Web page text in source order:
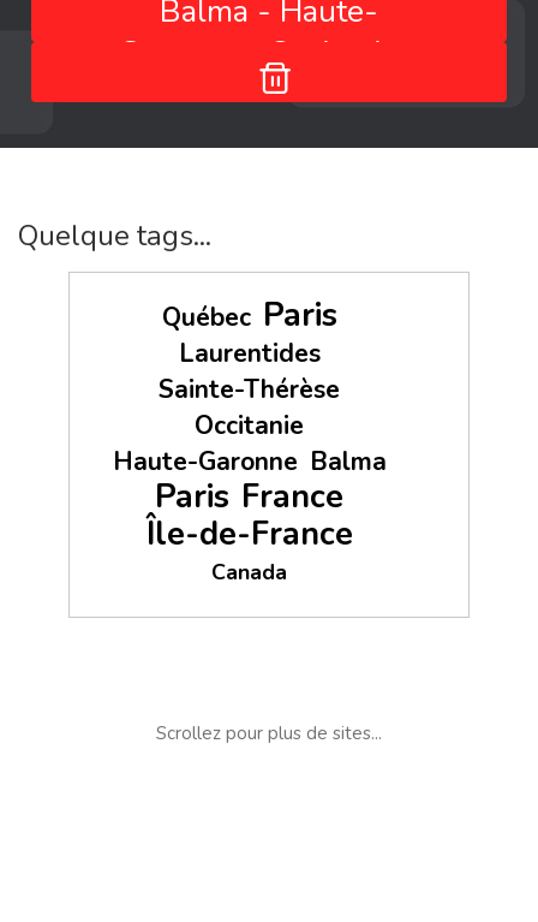
Balma - Haute-
Garonne - Occitanie -
France
Quelque tags...
Québec Paris
Laurentides
Sainte-Thérèse
Occitanie
Haute-Garonne Balma
Paris France
Île-de-France
Canada
Scrollez pour plus de sites...